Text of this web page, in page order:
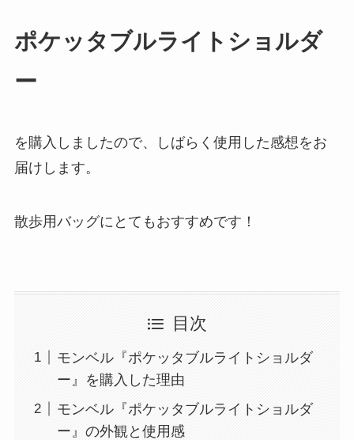
ポケッタブルライトショルダ
ー
を購入しましたので、しばらく使用した感想をお
届けします。
散歩用バッグにとてもおすすめです！
目次
モンベル『ポケッタブルライトショルダ
ー』を購入した理由
モンベル『ポケッタブルライトショルダ
ー』の外観と使用感